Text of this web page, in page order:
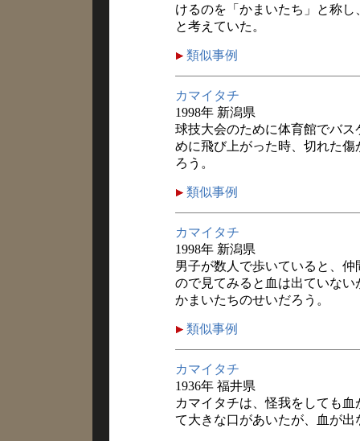
けるのを「かまいたち」と称
と考えていた。
類似事例
カマイタチ
1998年 新潟県
球技大会のために体育館でバ
めに飛び上がった時、切れた
ろう。
類似事例
カマイタチ
1998年 新潟県
男子が数人で歩いていると、
ので見てみると血は出ていな
かまいたちのせいだろう。
類似事例
カマイタチ
1936年 福井県
カマイタチは、怪我をしても
て大きな口があいたが、血が出